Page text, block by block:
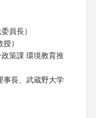
員長）
）
策課 環境教育推
事長、武蔵野大学